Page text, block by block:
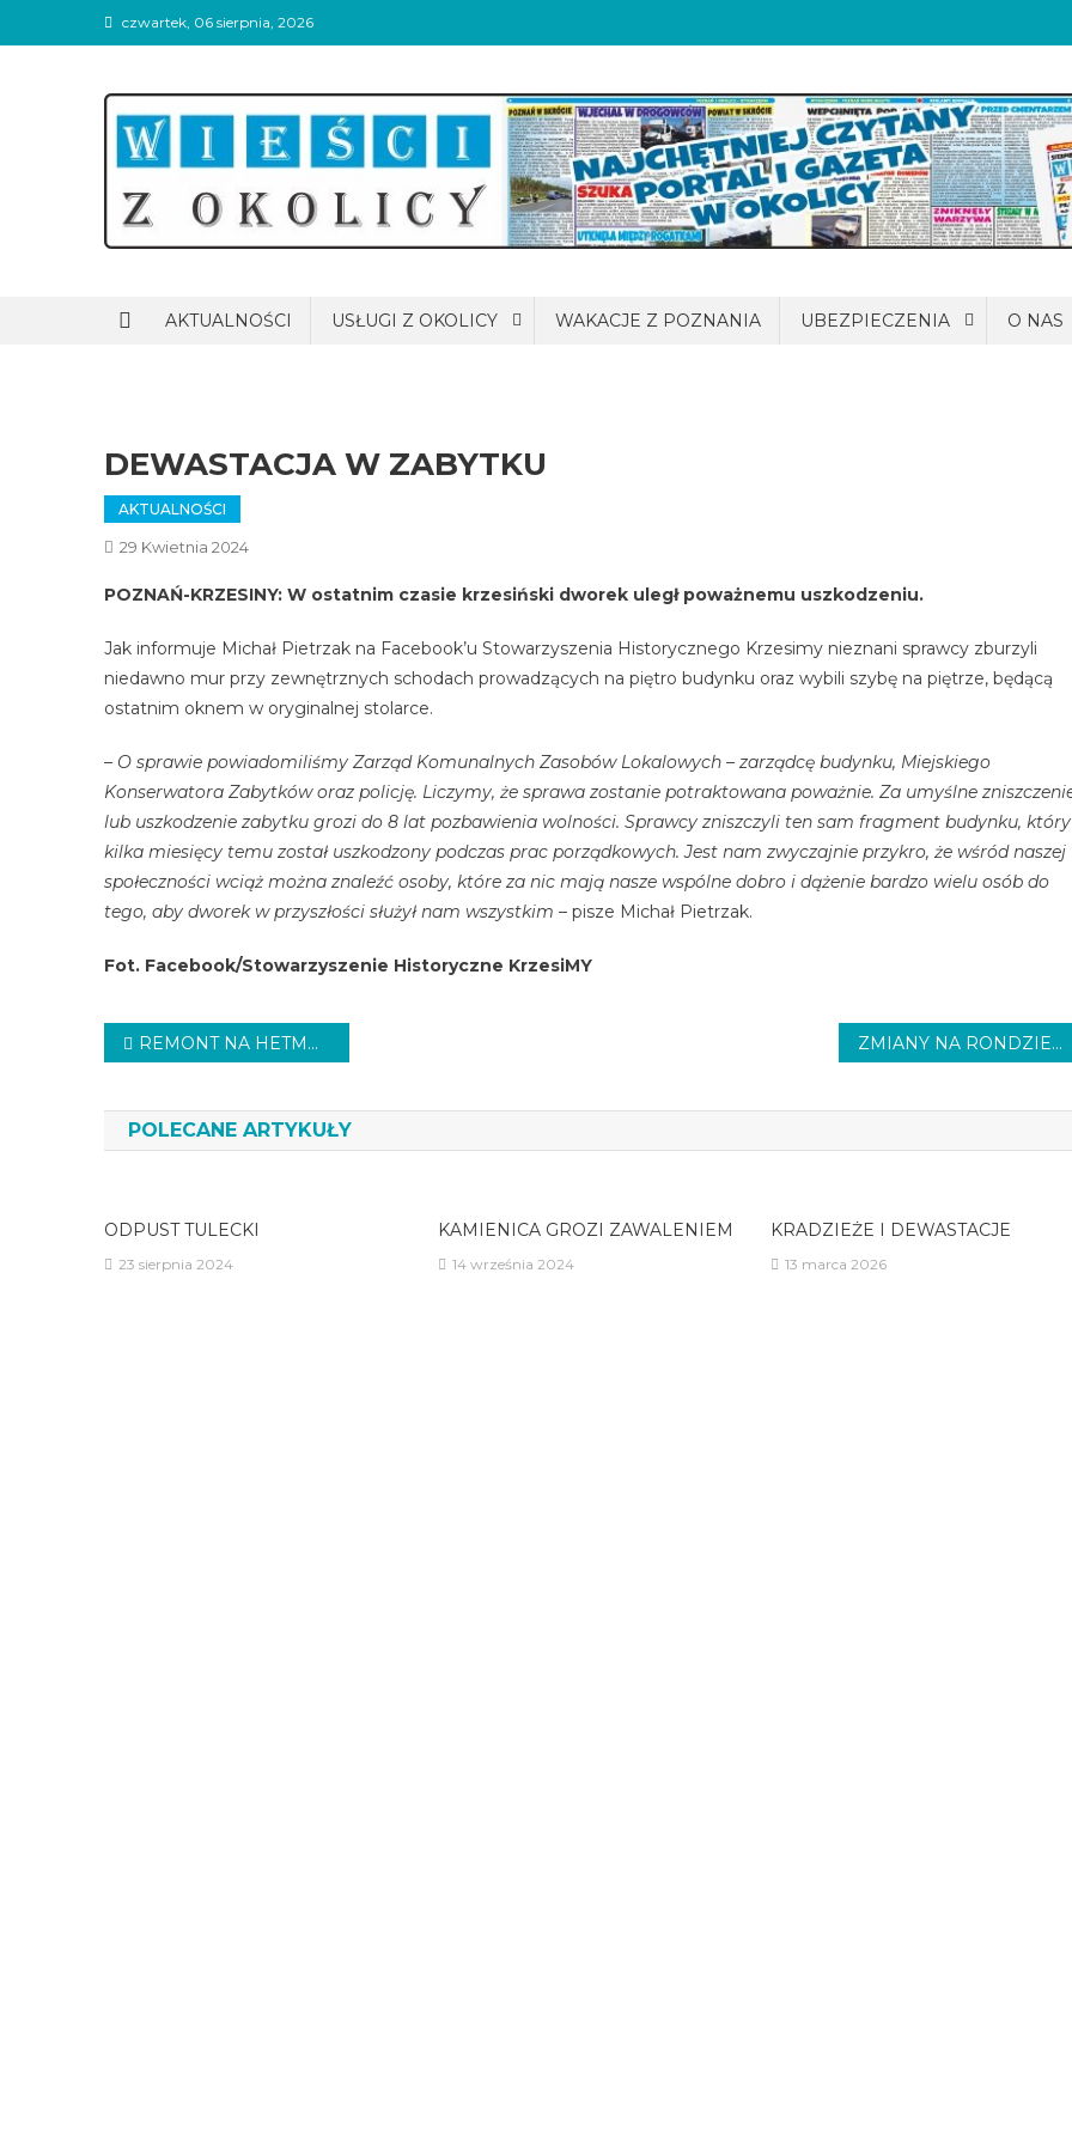
to
czwartek, 06 sierpnia, 2026
AKTUALNOŚCI USŁUGI Z OKOLICY WAKACJE Z POZNANIA UBEZPIECZENIA O NAS
DEWASTACJA W ZABYTKU
AKTUALNOŚCI
29 Kwietnia 2024
POZNAŃ-KRZESINY: W ostatnim czasie krzesiński dworek uległ poważnemu uszkodzeniu.
Jak informuje Michał Pietrzak na Facebook’u Stowarzyszenia Historycznego Krzesimy nieznani sprawcy zburzyli
niedawno mur przy zewnętrznych schodach prowadzących na piętro budynku oraz wybili szybę na piętrze, będącą
ostatnim oknem w oryginalnej stolarce.
– O sprawie powiadomiliśmy Zarząd Komunalnych Zasobów Lokalowych – zarządcę budynku, Miejskiego
Konserwatora Zabytków oraz policję. Liczymy, że sprawa zostanie potraktowana poważnie. Za umyślne
lub uszkodzenie zabytku grozi do 8 lat pozbawienia wolności. Sprawcy zniszczyli ten sam fragment budynku, który
kilka miesięcy temu został uszkodzony podczas prac porządkowych. Jest nam zwyczajnie przykro, że wśród naszej
społeczności wciąż można znaleźć osoby, które za nic mają nasze wspólne dobro i dążenie bardzo wielu osób do
tego, aby dworek w przyszłości służył nam wszystkim – pisze Michał Pietrzak.
Fot. Facebook/Stowarzyszenie Historyczne KrzesiMY
Nawigacja
REMONT NA HETMAŃSKIEJ ZMIANY NA RONDZIE
POLECANE ARTYKUŁY
ODPUST TULECKI
23 sierpnia 2024
KAMIENICA GROZI ZAWALENIEM
14 września 2024
KRADZIEŻE I DEWASTACJE
13 marca 2026